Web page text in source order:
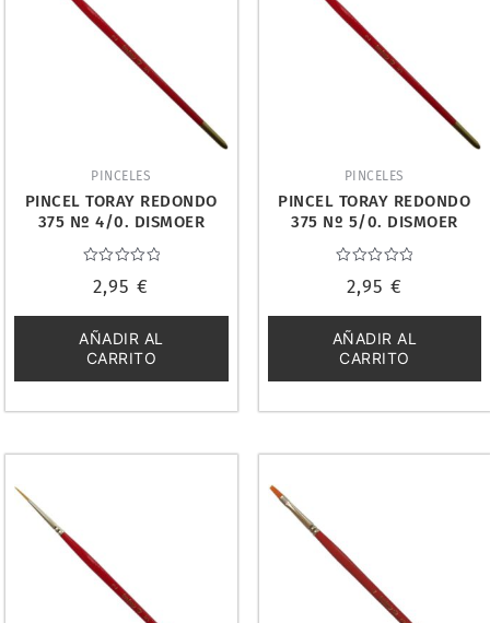
PINCELES
PINCEL TORAY REDONDO
375 Nº 4/0. DISMOER
29016
con
de
5
2,95€
AÑADIR AL
CARRITO
PINCELES
PINCEL TORAY REDONDO
375 Nº 5/0. DISMOER
29015
con
de
5
2,95 €
AÑADIR AL
CARRITO